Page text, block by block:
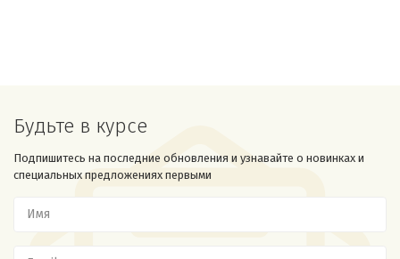
Будьте в курсе
Подпишитесь на последние обновления и узнавайте о новинках и
специальных предложениях первыми